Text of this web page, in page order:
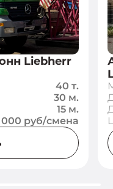
Liebherr
40 т.
30 м.
15 м.
000 руб/смена